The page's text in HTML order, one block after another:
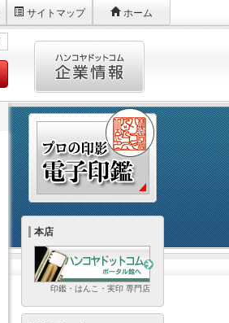
サイトマップ ホーム
本店
印鑑・はんこ・実印 専門店